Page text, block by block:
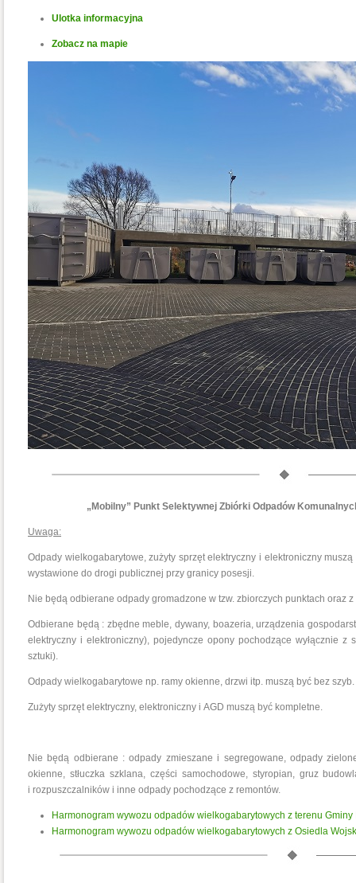
Ulotka informacyjna
Zobacz na mapie
„Mobilny” Punkt Selektywnej Zbiórki Odpadów
Uwaga:
Odpady wielkogabarytowe, zużyty sprzęt elektryczny i elektroniczny
wystawione do drogi publicznej przy granicy posesji.
Nie będą odbierane odpady gromadzone w tzw. zbiorczych punktach oraz
Odbierane będą : zbędne meble, dywany, boazeria, urządzenia
elektryczny i elektroniczny), pojedyncze opony pochodzące wyłącznie z
sztuki).
Odpady wielkogabarytowe np. ramy okienne, drzwi itp. muszą być bez szyb.
Zużyty sprzęt elektryczny, elektroniczny i AGD muszą być kompletne.
Nie będą odbierane : odpady zmieszane i segregowane, odpady
okienne, stłuczka szklana, części samochodowe, styropian, gruz
i rozpuszczalników i inne odpady pochodzące z remontów.
Harmonogram wywozu odpadów wielkogabarytowych z terenu Gminy
Harmonogram wywozu odpadów wielkogabarytowych z Osiedla